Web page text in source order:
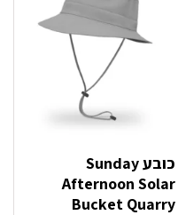
האפשרויות
כובע Sunday
Afternoon Solar
Bucket Quarry